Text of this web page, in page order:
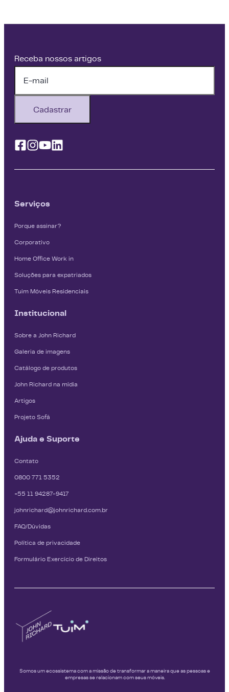
Receba nossos artigos
Cadastrar
Facebook
Instagram
YoutubeLinkedin
Serviços
Porque assinar?
Corporativo
Home Office Work in
Soluções para expatriados
Tuim Móveis Residenciais
Institucional
Sobre a John Richard
Galeria de imagens
Catálogo de produtos
John Richard na mídia
Artigos
Projeto Sofá
Ajuda e Suporte
Contato
0800 771 5352
+55 11 94287-9417
johnrichard@johnrichard.com.br
FAQ/Dúvidas
Política de privacidade
Formulário Exercício de Direitos
Somos um ecossistema com a missão de transformar a maneira que as pessoas e
empresas se relacionam com seus móveis.